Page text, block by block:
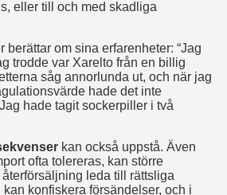
eller till och med skadliga
berättar om sina erfarenheter: “Jag
trodde var Xarelto från en billig
såg annorlunda ut, och när jag
hade det inte
hade tagit sockerpiller i två
kan också uppstå. Även
ofta tolereras, kan större
leda till rättsliga
konfiskera försändelser, och i